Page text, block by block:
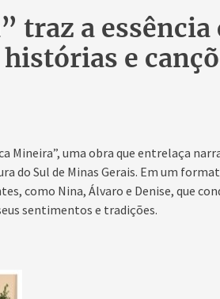
traz a
e
Mineira”, uma obra que entrelaça
do Sul de Minas Gerais. Em um
como Nina, Álvaro e Denise, que
sentimentos e tradições.